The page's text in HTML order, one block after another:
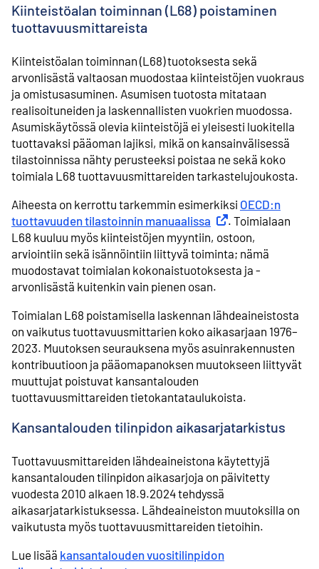
Kiinteistöalan toiminnan (L68) poistaminen
tuottavuusmittareista
Kiinteistöalan toiminnan (L68) tuotoksesta sekä
arvonlisästä valtaosan muodostaa kiinteistöjen vuokraus
ja omistusasuminen. Asumisen tuotosta mitataan
realisoituneiden ja laskennallisten vuokrien muodossa.
Asumiskäytössä olevia kiinteistöjä ei yleisesti luokitella
tuottavaksi pääoman lajiksi, mikä on kansainvälisessä
tilastoinnissa nähty perusteeksi poistaa ne sekä koko
toimiala L68 tuottavuusmittareiden tarkastelujoukosta.
Aiheesta on kerrottu tarkemmin esimerkiksi OECD:n
tuottavuuden tilastoinnin manuaalissa Ulkoinen linkki
. Toimialaan
L68 kuuluu myös kiinteistöjen myyntiin, ostoon,
arviointiin sekä isännöintiin liittyvä toiminta; nämä
muodostavat toimialan kokonaistuotoksesta ja -
arvonlisästä kuitenkin vain pienen osan.
Toimialan L68 poistamisella laskennan lähdeaineistosta
on vaikutus tuottavuusmittarien koko aikasarjaan 1976–
2023. Muutoksen seurauksena myös asuinrakennusten
kontribuutioon ja pääomapanoksen muutokseen liittyvät
muuttujat poistuvat kansantalouden
tuottavuusmittareiden tietokantataulukoista.
Kansantalouden tilinpidon aikasarjatarkistus
Tuottavuusmittareiden lähdeaineistona käytettyjä
kansantalouden tilinpidon aikasarjoja on päivitetty
vuodesta 2010 alkaen 18.9.2024 tehdyssä
aikasarjatarkistuksessa. Lähdeaineiston muutoksilla on
vaikutusta myös tuottavuusmittareiden tietoihin.
Lue lisää kansantalouden vuositilinpidon